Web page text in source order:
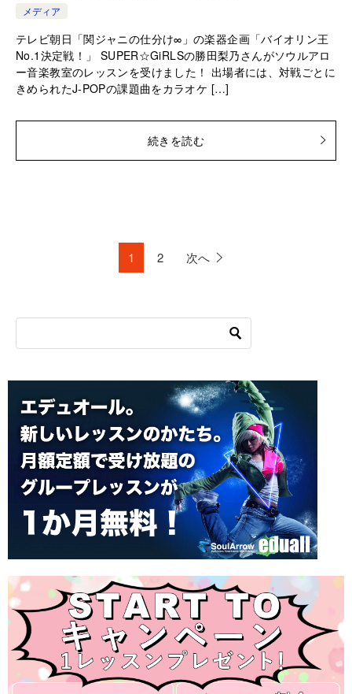
メディア
テレビ朝日「関ジャニの仕分け∞」の楽器企画「バイオリン王
No.1決定戦！」 SUPER☆GiRLSの勝田梨乃さんがソウルアロ
ー音楽教室のレッスンを受けました！ 出場者には、対戦ごとに
きめられたJ-POPの課題曲をカラオケ […]
続きを読む
1 2 次へ